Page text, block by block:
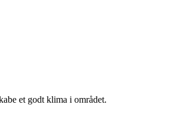
et godt klima i området.